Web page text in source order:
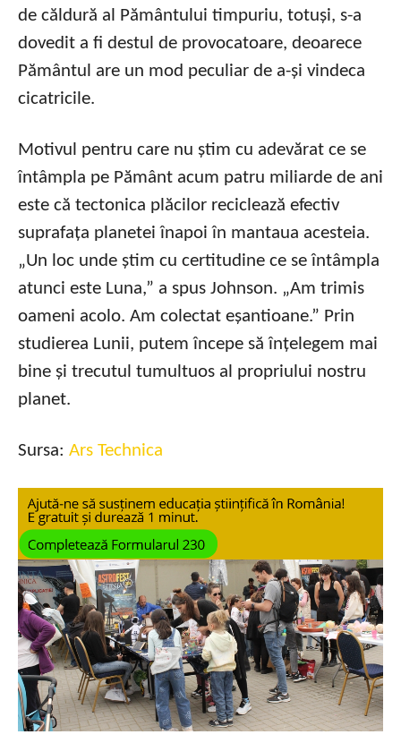
de căldură al Pământului timpuriu, totuși, s-a
dovedit a fi destul de provocatoare, deoarece
Pământul are un mod peculiar de a-și vindeca
cicatricile.
Motivul pentru care nu știm cu adevărat ce se
întâmpla pe Pământ acum patru miliarde de ani
este că tectonica plăcilor reciclează efectiv
suprafața planetei înapoi în mantaua acesteia.
„Un loc unde știm cu certitudine ce se întâmpla
atunci este Luna,” a spus Johnson. „Am trimis
oameni acolo. Am colectat eșantioane.” Prin
studierea Lunii, putem începe să înțelegem mai
bine și trecutul tumultuos al propriului nostru
planet.
Sursa: Ars Technica